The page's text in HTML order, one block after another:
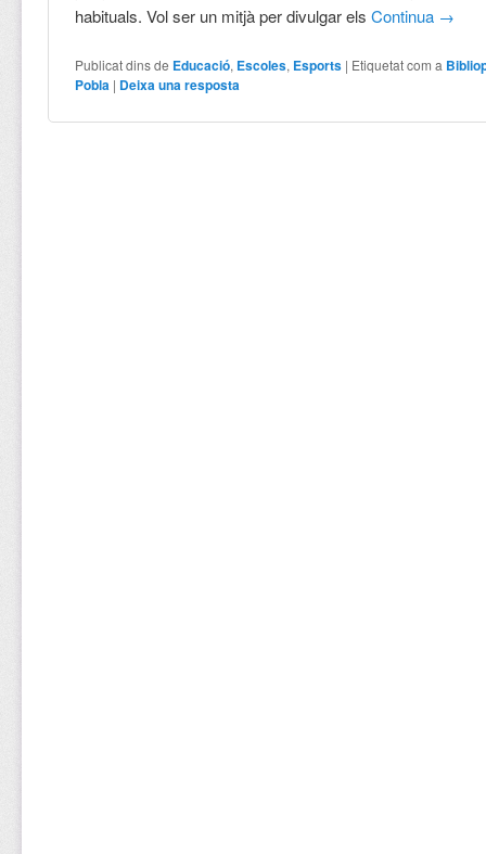
habituals. Vol ser un mitjà per divulgar elsContinua →
Publicat dins de Educació, Escoles, Esports | Etiquetat com a
Pobla | Deixa una resposta